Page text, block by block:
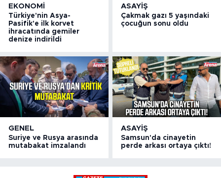
EKONOMI
Türkiye'nin Asya-
Pasifik'e ilk korvet
ihracatında gemiler
denize indirildi
ASAYIŞ
Çakmak gazı 5 yaşındaki
çocuğun sonu oldu
GENEL
Suriye ve Rusya arasında
mutabakat imzalandı
ASAYIŞ
Samsun'da cinayetin
perde arkası ortaya çıktı!